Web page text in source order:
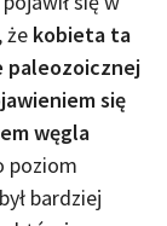
że kobieta ta
paleozoicznej
się
węgla
poziom
bardziej